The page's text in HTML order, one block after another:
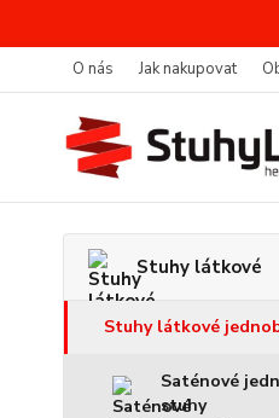
O nás Jak nakupovat
Stuhy látkové
Stuhy látkové
Saténové
stuhy